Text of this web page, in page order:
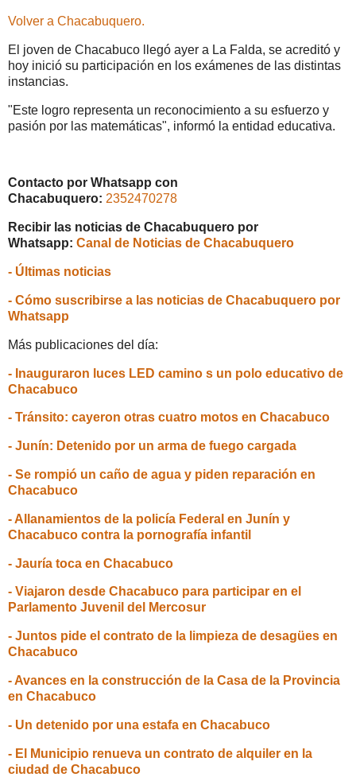
Volver a Chacabuquero.
El joven de Chacabuco llegó ayer a La Falda, se acreditó y
hoy inició su participación en los exámenes de las distintas
instancias.
"Este logro representa un reconocimiento a su esfuerzo y
pasión por las matemáticas", informó la entidad educativa.
Contacto por Whatsapp con
Chacabuquero: 2352470278
Recibir las noticias de Chacabuquero por
Whatsapp: Canal de Noticias de Chacabuquero
- Últimas noticias
- Cómo suscribirse a las noticias de Chacabuquero por
Whatsapp
Más publicaciones del día:
- Inauguraron luces LED camino s un polo educativo de
Chacabuco
- Tránsito: cayeron otras cuatro motos en Chacabuco
- Junín: Detenido por un arma de fuego cargada
- Se rompió un caño de agua y piden reparación en
Chacabuco
- Allanamientos de la policía Federal en Junín y
Chacabuco contra la pornografía infantil
- Jauría toca en Chacabuco
- Viajaron desde Chacabuco para participar en el
Parlamento Juvenil del Mercosur
- Juntos pide el contrato de la limpieza de desagües en
Chacabuco
- Avances en la construcción de la Casa de la Provincia
en Chacabuco
- Un detenido por una estafa en Chacabuco
- El Municipio renueva un contrato de alquiler en la
ciudad de Chacabuco